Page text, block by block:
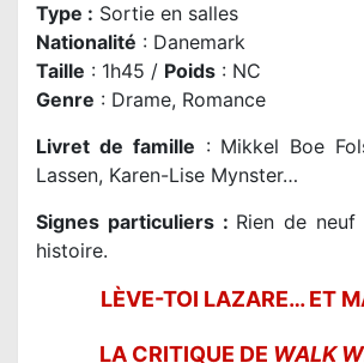
Type : Sortie en salles
Nationalité : Danemark
Taille : 1h45 / Poids : NC
Genre : Drame, Romance
Livret de famille : Mikkel Boe
Lassen, Karen-Lise Mynster…
Signes particuliers : Rien de
histoire.
LÈVE-TOI LAZARE… ET
LA CRITIQUE DE WALK